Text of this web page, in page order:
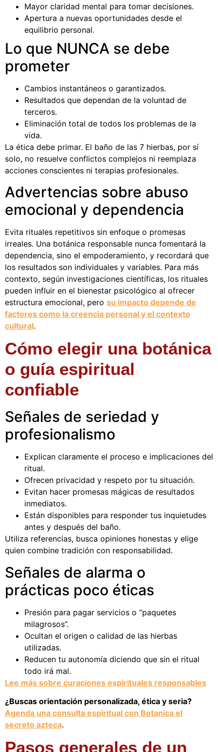
Mayor claridad mental para tomar decisiones.
Apertura a nuevas oportunidades desde el
equilibrio personal.
Lo que NUNCA se debe
prometer
Cambios instantáneos o garantizados.
Resultados que dependan de la voluntad de
terceros.
Eliminación total de todos los problemas de la
vida.
La ética debe primar. El baño de las 7 hierbas, por sí
solo, no resuelve conflictos complejos ni reemplaza
acciones conscientes ni terapias profesionales.
Advertencias sobre abuso
emocional y dependencia
Evita rituales repetitivos sin enfoque o promesas
irreales. Una botánica responsable nunca fomentará la
dependencia, sino el empoderamiento, y recordará que
los resultados son individuales y variables. Para más
contexto, según investigaciones científicas, los rituales
pueden influir en el bienestar psicológico al ofrecer
estructura emocional, pero su impacto depende de
factores como la creencia personal y el contexto
cultural.
Cómo elegir una botánica
o guía espiritual
confiable
Señales de seriedad y
profesionalismo
Explican claramente el proceso e implicaciones del
ritual.
Ofrecen privacidad y respeto por tu situación.
Evitan hacer promesas mágicas de resultados
inmediatos.
Están disponibles para responder tus inquietudes
antes y después del baño.
Utiliza referencias, busca opiniones honestas y elige
quien combine tradición con responsabilidad.
Señales de alarma o
prácticas poco éticas
Presión para pagar servicios o “paquetes
milagrosos”.
Ocultan el origen o calidad de las hierbas
utilizadas.
Reducen tu autonomía diciendo que sin el ritual
todo irá mal.
Lee más sobre curaciones espirituales responsables
¿Buscas orientación personalizada, ética y seria?
Agenda una consulta espiritual con Botanica el
secreto azteca.
Pasos generales de un